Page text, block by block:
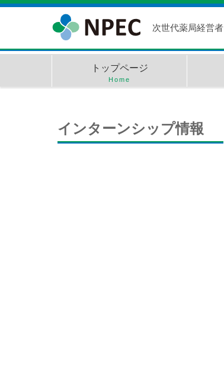
次世代薬局経営者
トップページ
Home
インターンシップ情報